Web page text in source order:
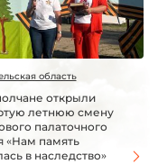
область
открыли
летнюю смену
палаточного
«Нам память
в наследство»